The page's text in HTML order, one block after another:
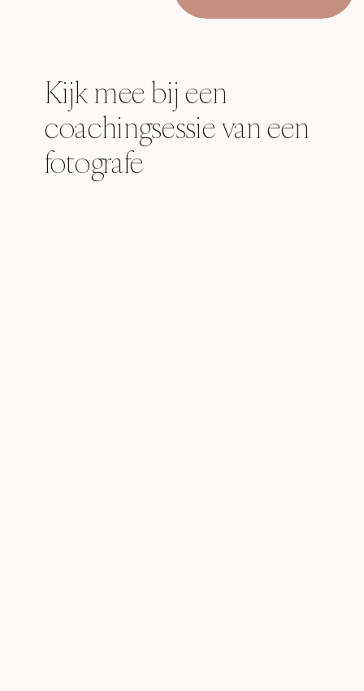
Kijk mee bij een
coachingsessie van een
fotografe